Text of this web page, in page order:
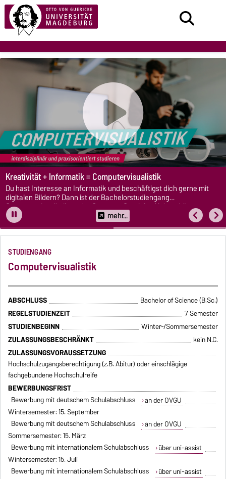
Kreativität + Informatik = Computervisualistik
Du hast Interesse an Informatik und beschäftigst dich gerne mit
digitalen Bildern? Dann ist der Bachelorstudiengang
Computervisualistik an der Otto-von-Guericke-Universität
Magdeburg genau das Richtige für dich! Im Studium verbindest du
kreative Bildgestaltung mit technischen Grundlagen und tauchst
tief in die Welt der Computergrafik, Bildverarbeitung und Virtuellen
mehr...
STUDIENGANG
Computervisualistik
ABSCHLUSS
Bachelor of Science (B.Sc.)
REGELSTUDIENZEIT
7 Semester
STUDIENBEGINN
Winter-/Sommersemester
ZULASSUNGSBESCHRÄNKT
kein N.C.
ZULASSUNGSVORAUSSETZUNG
Hochschulzugangsberechtigung (z.B. Abitur) oder einschlägige
fachgebundene Hochschulreife
BEWERBUNGSFRIST
Bewerbung mit deutschem Schulabschluss
an der OVGU
Wintersemester: 15. September
Bewerbung mit deutschem Schulabschluss
an der OVGU
Sommersemester: 15. März
Bewerbung mit internationalem Schulabschluss
über uni-assist
Wintersemester: 15. Juli
Bewerbung mit internationalem Schulabschluss
über uni-assist